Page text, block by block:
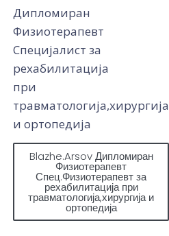
Дипломиран
Физиотерапевт
Специјалист за
рехабилитација
при
травматологија,хирургија
и ортопедија
Blazhe.Arsov Дипломиран
Физиотерапевт
Спец.Физиотерапевт за
рехабилитација при
травматологија,хирургија и
ортопедија